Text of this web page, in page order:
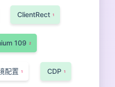
ClientRect 1
109 2
配置 1 CDP 1